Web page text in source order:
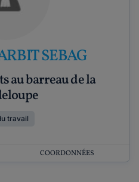
SEBAG
au barreau de la
travail
COORDONNÉES